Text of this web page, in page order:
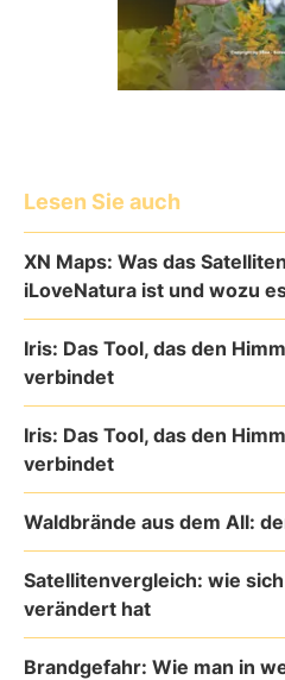
Lesen Sie auch
XN Maps: Was das
iLoveNatura ist und wozu
Iris: Das Tool, das den
verbindet
Iris: Das Tool, das den
verbindet
Waldbrände aus dem All:
Satellitenvergleich: wie
verändert hat
Brandgefahr: Wie man in